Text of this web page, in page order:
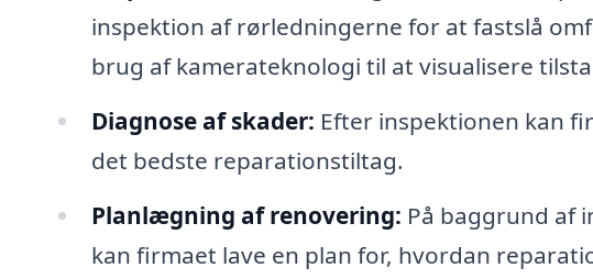
inspektion af rørledningerne for at fastslå
brug af kamerateknologi til at visualisere
Diagnose af skader: Efter inspektionen kan
det bedste reparationstiltag.
Planlægning af renovering: På baggrund af
kan firmaet lave en plan for, hvordan